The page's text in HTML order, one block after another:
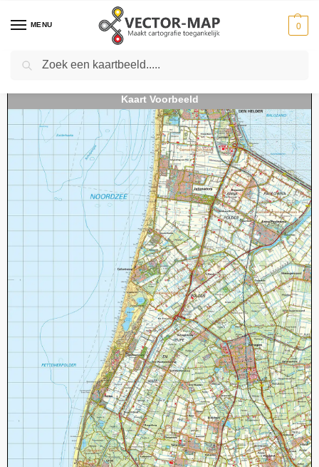
MENU 0
Home Kaarten - Topografische kaarten